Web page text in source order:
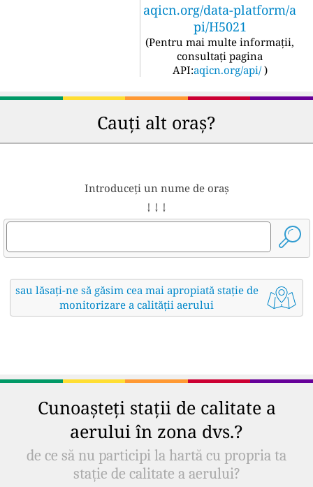
aqicn.org/data-platform/a
pi/H5021
(Pentru mai multe informații,
consultați pagina
API:aqicn.org/api/ )
Cauți alt oraș?
Introduceți un nume de oraș
↓ ↓ ↓
sau lăsați-ne să găsim cea mai apropiată stație de
monitorizare a calității aerului
Cunoașteți stații de calitate a
aerului în zona dvs.?
de ce să nu participi la hartă cu propria ta
stație de calitate a aerului?